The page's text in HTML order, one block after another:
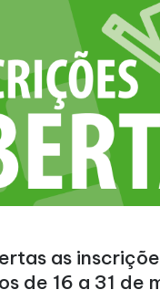
realiza VII
dia 23 de Março de